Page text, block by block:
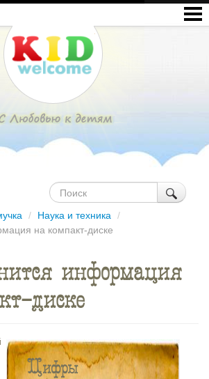
/ Наука и техника
/
на компакт-диске
информация
диске
Цифры